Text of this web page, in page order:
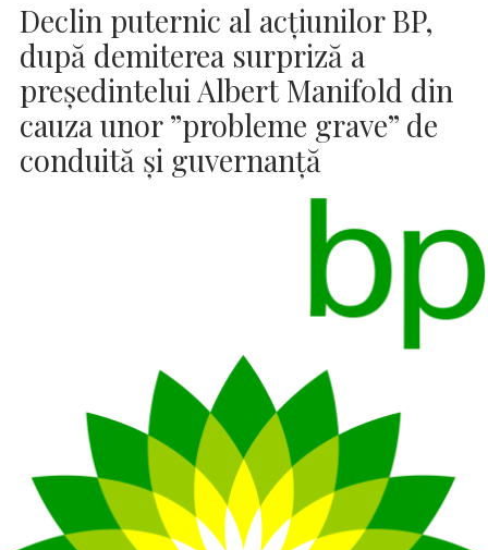
Declin puternic al acţiunilor BP,
după demiterea surpriză a
preşedintelui Albert Manifold din
cauza unor ”probleme grave” de
conduită şi guvernanţă